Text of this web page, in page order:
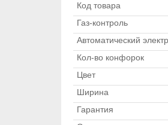
Код товара
Газ-контроль
Автоматический
Кол-во конфорок
Цвет
Ширина
Гарантия